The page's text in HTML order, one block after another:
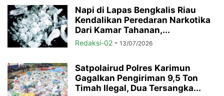
Napi di Lapas Bengkalis Riau
Kendalikan Peredaran Narkotika
Dari Kamar Tahanan,...
Redaksi-02 - 13/07/2026
Satpolairud Polres Karimun
Gagalkan Pengiriman 9,5 Ton
Timah Ilegal, Dua Tersangka...